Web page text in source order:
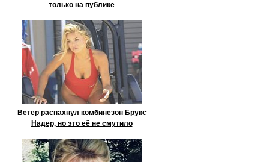
только на публике
Ветер распахнул комбинезон Брукс
Надер, но это её не смутило